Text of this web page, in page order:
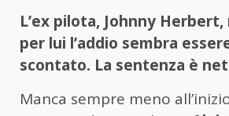
L’ex pilota, Johnny
per lui l’addio sembra
scontato. La sentenza è
Manca sempre meno